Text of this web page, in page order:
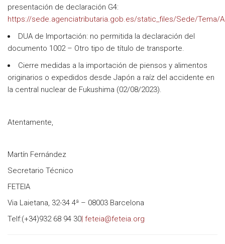
presentación de declaración G4:
https://sede.agenciatributaria.gob.es/static_files/Sede/Tema/
DUA de Importación: no permitida la declaración del
documento 1002 – Otro tipo de título de transporte.
Cierre medidas a la importación de piensos y alimentos
originarios o expedidos desde Japón a raíz del accidente en
la central nuclear de Fukushima (02/08/2023).
Atentamente,
Martín Fernández
Secretario Técnico
FETEIA
Via Laietana, 32-34 4ª – 08003 Barcelona
Telf:(+34)932 68 94 30| feteia@feteia.org